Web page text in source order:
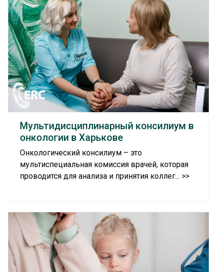
Мультидисциплинарный консилиум в
онкологии в Харькове
Онкологический консилиум – это
мультиспециальная комиссия врачей, которая
проводится для анализа и принятия коллег... >>